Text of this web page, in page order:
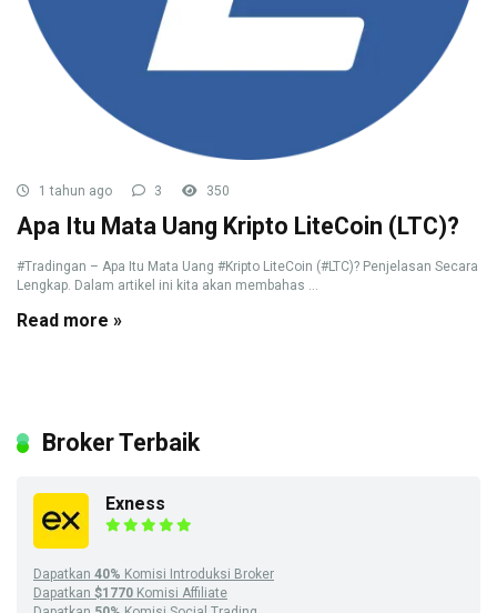
1 tahun ago 3 350
Apa Itu Mata Uang Kripto LiteCoin (LTC)?
#Tradingan – Apa Itu Mata Uang #Kripto LiteCoin (#LTC)? Penjelasan Secara
Lengkap. Dalam artikel ini kita akan membahas ...
Read more »
Broker Terbaik
Exness
Dapatkan 40% Komisi Introduksi Broker
Dapatkan $1770 Komisi Affiliate